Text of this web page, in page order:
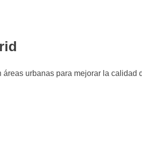
urbanas para mejorar la calidad